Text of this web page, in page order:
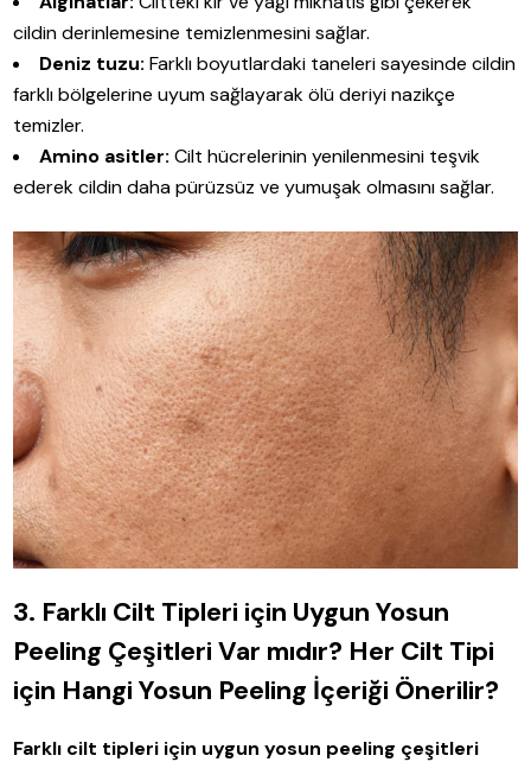
cildin derinlemesine temizlenmesini sağlar.
Deniz tuzu: Farklı boyutlardaki taneleri sayesinde cildin
farklı bölgelerine uyum sağlayarak ölü deriyi nazikçe
temizler.
Amino asitler: Cilt hücrelerinin yenilenmesini teşvik
ederek cildin daha pürüzsüz ve yumuşak olmasını sağlar.
3. Farklı Cilt Tipleri için Uygun Yosun
Peeling Çeşitleri Var mıdır? Her Cilt Tipi
için Hangi Yosun Peeling İçeriği Önerilir?
Farklı cilt tipleri için uygun yosun peeling çeşitleri